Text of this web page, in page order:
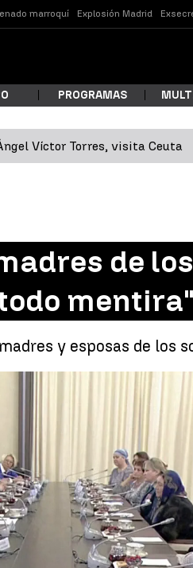
marroquí Explosión Madrid
PROGRAMAS
Víctor Torres, visita Ceuta
de
mentira"
y esposas de los
es todo mentira" |
El mensaje de